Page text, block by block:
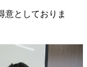
意としておりま